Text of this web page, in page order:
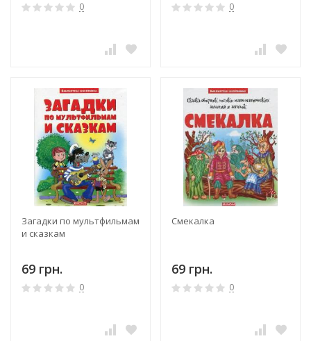
0 0
Загадки по мультфильмам
и сказкам
69 грн.
0
Смекалка
69 грн.
0